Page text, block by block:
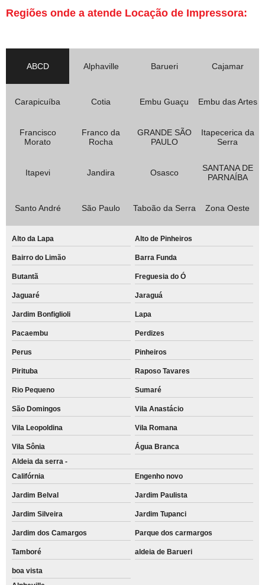
Regiões onde a atende Locação de Impressora:
ABCD Alphaville Barueri Cajamar
Carapicuíba Cotia Embu Guaçu Embu das Artes
Francisco
Morato
Franco da
Rocha
GRANDE SÃO
PAULO
Itapecerica da
Serra
Itapevi Jandira Osasco
SANTANA DE
PARNAÍBA
Santo André São Paulo Taboão da Serra Zona Oeste
Alto da Lapa Alto de Pinheiros
Bairro do Limão Barra Funda
Butantã Freguesia do Ó
Jaguaré Jaraguá
Jardim Bonfiglioli Lapa
Pacaembu Perdizes
Perus Pinheiros
Pirituba Raposo Tavares
Rio Pequeno Sumaré
São Domingos Vila Anastácio
Vila Leopoldina Vila Romana
Vila Sônia
Água Branca
Aldeia da serra -
Califórnia
Engenho novo
Jardim Belval Jardim Paulista
Jardim Silveira Jardim Tupanci
Jardim dos Camargos Parque dos carmargos
Tamboré aldeia de Barueri
boa vista